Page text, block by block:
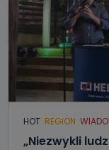
HOT REGION
„Niezwykli